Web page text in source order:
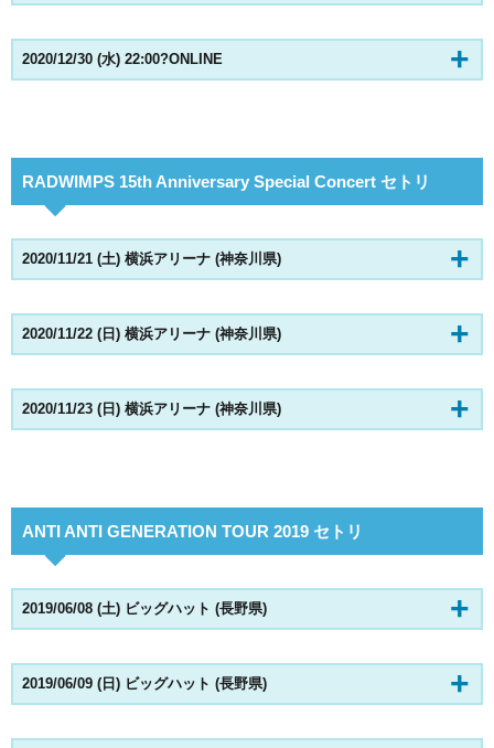
2020/12/30 (水) 22:00?ONLINE
RADWIMPS 15th Anniversary Special Concert セトリ
2020/11/21 (土) 横浜アリーナ (神奈川県)
2020/11/22 (日) 横浜アリーナ (神奈川県)
2020/11/23 (日) 横浜アリーナ (神奈川県)
ANTI ANTI GENERATION TOUR 2019 セトリ
2019/06/08 (土) ビッグハット (長野県)
2019/06/09 (日) ビッグハット (長野県)